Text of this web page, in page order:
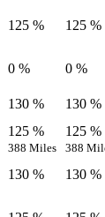
125 % 125 %
0 %
0 %
130 %
130 %
125 %
388 Miles
125 %
388
130 %
130 %